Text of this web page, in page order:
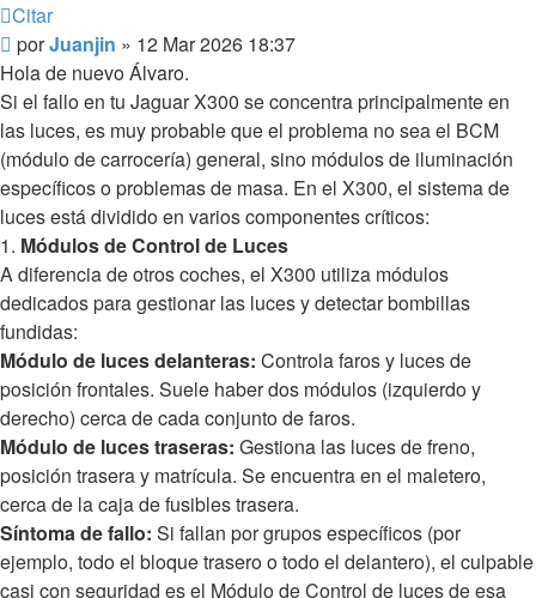
Citar
Mensaje
sin
leer
porJuanjin » 12 Mar 2026 18:37
Hola de nuevo Álvaro.
Si el fallo en tu Jaguar X300 se concentra principalmente en
las luces, es muy probable que el problema no sea el BCM
(módulo de carrocería) general, sino módulos de iluminación
específicos o problemas de masa. En el X300, el sistema de
luces está dividido en varios componentes críticos:
1. Módulos de Control de Luces
A diferencia de otros coches, el X300 utiliza módulos
dedicados para gestionar las luces y detectar bombillas
fundidas:
Módulo de luces delanteras: Controla faros y luces de
posición frontales. Suele haber dos módulos (izquierdo y
derecho) cerca de cada conjunto de faros.
Módulo de luces traseras: Gestiona las luces de freno,
posición trasera y matrícula. Se encuentra en el maletero,
cerca de la caja de fusibles trasera.
Síntoma de fallo: Si fallan por grupos específicos (por
ejemplo, todo el bloque trasero o todo el delantero), el culpable
casi con seguridad es el Módulo de Control de luces de esa